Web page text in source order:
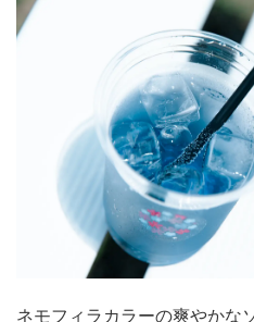
ネモフィラカラーの爽やかな